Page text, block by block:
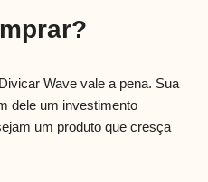
Wave vale a pena. Sua
dele um investimento
um produto que cresça